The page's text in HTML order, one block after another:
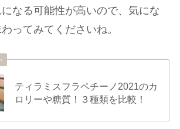
なる可能性が高いので、気にな
ってみてくださいね。
ティラミスフラペチーノ2021のカ
ロリーや糖質！３種類を比較！